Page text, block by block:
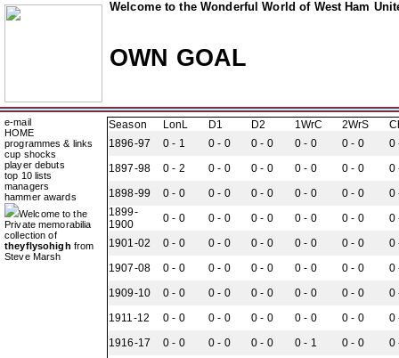
Welcome to the Wonderful World of West Ham
OWN GOAL
e-mail
HOME
programmes & links
cup shocks
player debuts
top 10 lists
managers
hammer awards
Welcome to the
Private memorabilia
collection of
theyflysohigh from
Steve Marsh
Season LonL D1 D2 1WrC 2WrS
1896-97
0 - 1 0 - 0 0 - 0 0 - 0 0 - 0
0
1897-98
0 - 2 0 - 0 0 - 0 0 - 0 0 - 0
0
1898-99
0 - 0 0 - 0 0 - 0 0 - 0 0 - 0
0
1899-
1900
0 - 0 0 - 0 0 - 0 0 - 0 0 - 0
0
1901-02
0 - 0 0 - 0 0 - 0 0 - 0 0 - 0
0
1907-08
0 - 0 0 - 0 0 - 0 0 - 0 0 - 0
0
1909-10
0 - 0 0 - 0 0 - 0 0 - 0 0 - 0
0
1911-12
0 - 0 0 - 0 0 - 0 0 - 0 0 - 0
0
1916-17
0 - 0 0 - 0 0 - 0 0 - 1 0 - 0
0